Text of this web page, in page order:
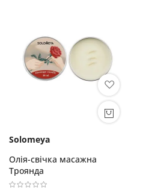
Solomeya
Олія-свічка масажна
Троянда